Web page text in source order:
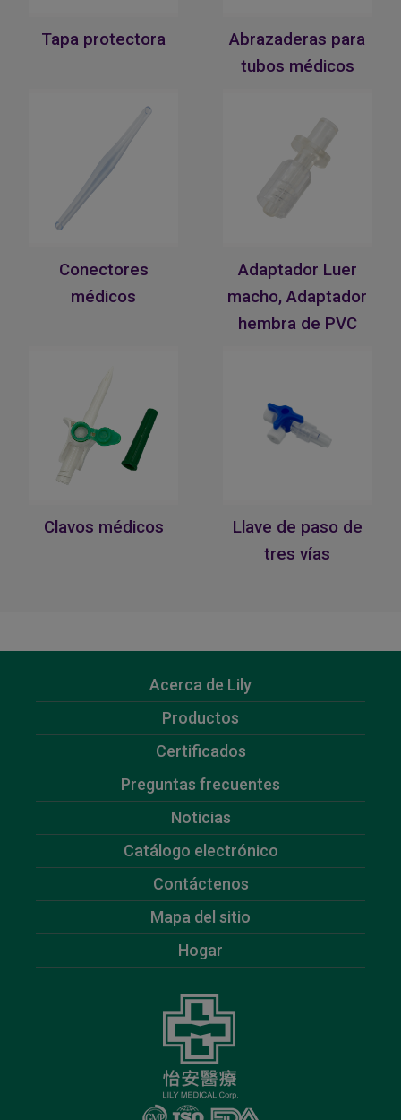
Tapa protectora
Abrazaderas para
tubos médicos
Conectores
médicos
Adaptador Luer
macho, Adaptador
hembra de PVC
Clavos médicos
Llave de paso de
tres vías
Acerca de Lily
Productos
Certificados
Preguntas frecuentes
Noticias
Catálogo electrónico
Contáctenos
Mapa del sitio
Hogar